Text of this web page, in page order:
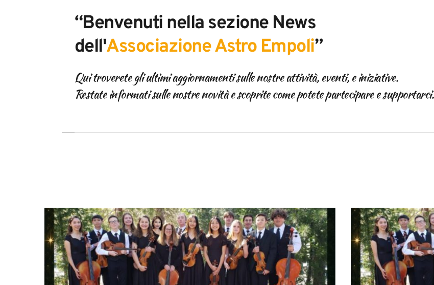
“Benvenuti nella sezione News
dell'Associazione Astro Empoli”
Qui troverete gli ultimi aggiornamenti sulle nostre attività, eventi, e iniziative.
Restate informati sulle nostre novità e scoprite come potete partecipare e supportarci.